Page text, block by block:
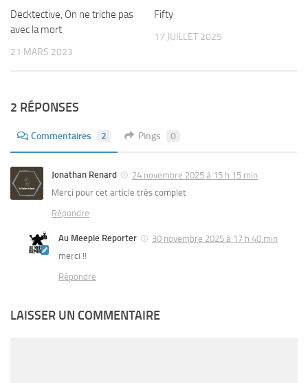
Decktective, On ne triche pas
avec la mort
21 MARS 2023
Fifty
17 JUILLET 2025
2 RÉPONSES
Commentaires 2 Pings 0
Jonathan Renard
24 novembre 2025 à 15 h 15 min
Merci pour cet article très complet
Répondre
Au Meeple Reporter
30 novembre 2025 à 17 h 40 min
merci !!
Répondre
LAISSER UN COMMENTAIRE